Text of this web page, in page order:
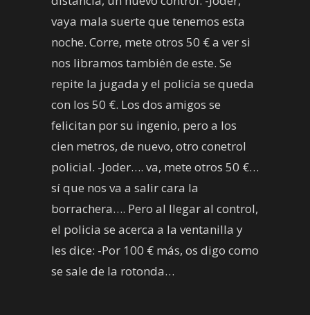
vaya mala suerte que tenemos esta
noche. Corre, mete otros 50 € a ver si
nos libramos también de este. Se
repite la jugada y el policía se queda
con los 50 €. Los dos amigos se
felicitan por su ingenio, pero a los
cien metros, de nuevo, otro conetrol
policial. -Joder…. va, mete otros 50 €…
sí que nos va a salir cara la
borrachera…. Pero al llegar al control,
el policia se acerca a la ventanilla y
les dice: -Por 100 € más, os digo como
se sale de la rotonda…